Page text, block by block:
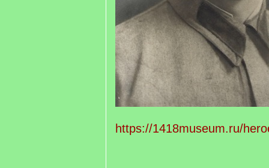
https://1418museum.ru/